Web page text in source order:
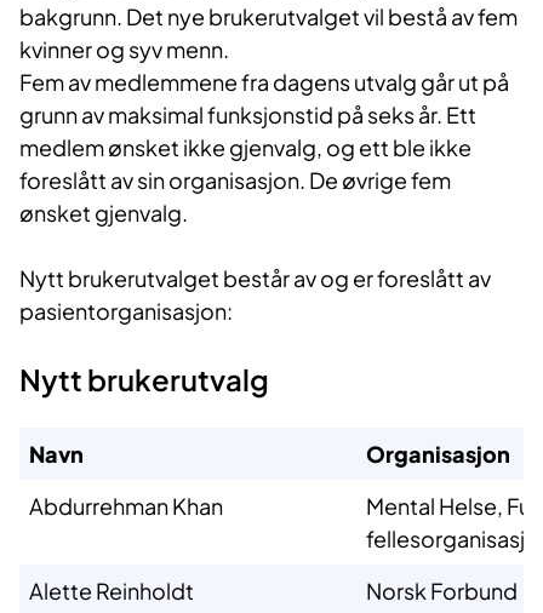
bakgrunn. Det nye brukerutvalget vil bestå av fem
kvinner og syv menn.
Fem av medlemmene fra dagens utvalg går ut på
grunn av maksimal funksjonstid på seks år. Ett
medlem ønsket ikke gjenvalg, og ett ble ikke
foreslått av sin organisasjon. De øvrige fem
ønsket gjenvalg.
Nytt brukerutvalget består av og er foreslått av
pasientorganisasjon:
Nytt brukerutvalg
Navn
Organisasjon
Abdurrehman Khan
Mental Helse,
Alette Reinholdt
Norsk Forbund